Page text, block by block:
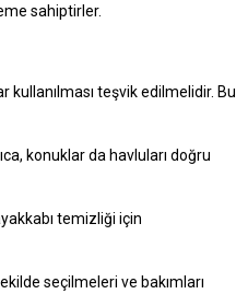
sahiptirler.
kullanılması teşvik edilmelidir. Bu
konuklar da havluları doğru
temizliği için
seçilmeleri ve bakımları